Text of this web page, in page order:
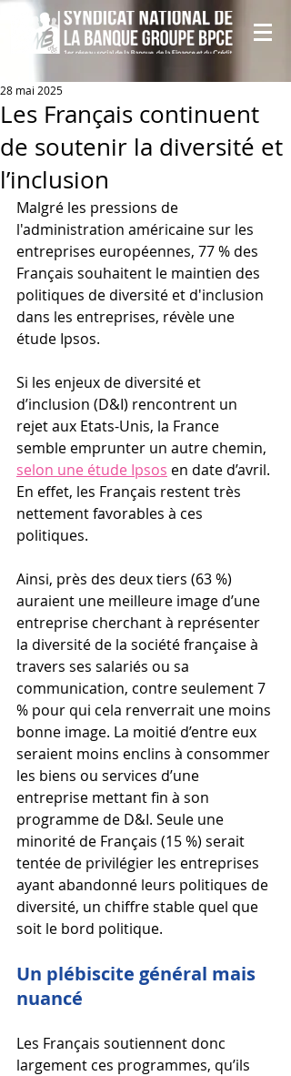
Les Français continuent
de soutenir la diversité et
l’inclusion
28 mai 2025
Malgré les pressions de
l'administration américaine sur les
entreprises européennes, 77 % des
Français souhaitent le maintien des
politiques de diversité et d'inclusion
dans les entreprises, révèle une
étude Ipsos.
Si les enjeux de diversité et
d’inclusion (D&I) rencontrent un
rejet aux Etats-Unis, la France
semble emprunter un autre chemin,
selon une étude Ipsos en date d’avril.
En effet, les Français restent très
nettement favorables à ces
politiques.
Ainsi, près des deux tiers (63 %)
auraient une meilleure image d’une
entreprise cherchant à représenter
la diversité de la société française à
travers ses salariés ou sa
communication, contre seulement 7
% pour qui cela renverrait une moins
bonne image. La moitié d’entre eux
seraient moins enclins à consommer
les biens ou services d’une
entreprise mettant fin à son
programme de D&I. Seule une
minorité de Français (15 %) serait
tentée de privilégier les entreprises
ayant abandonné leurs politiques de
diversité, un chiffre stable quel que
soit le bord politique.
Un plébiscite général mais
nuancé
Les Français soutiennent donc
largement ces programmes, qu’ils